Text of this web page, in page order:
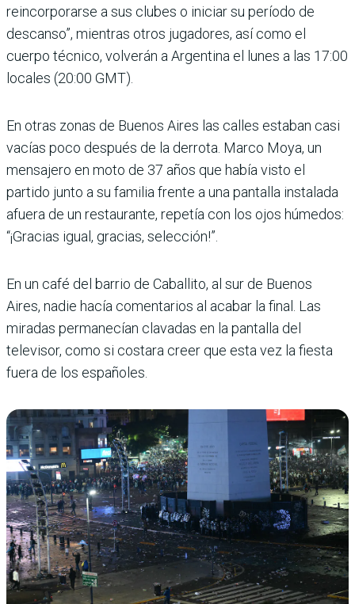
reincorporarse a sus clubes o iniciar su período de
descanso”, mientras otros jugadores, así como el
cuerpo técnico, volverán a Argentina el lunes a las 17:00
locales (20:00 GMT).
En otras zonas de Buenos Aires las calles estaban casi
vacías poco después de la derrota. Marco Moya, un
mensajero en moto de 37 años que había visto el
partido junto a su familia frente a una pantalla instalada
afuera de un restaurante, repetía con los ojos húmedos:
“¡Gracias igual, gracias, selección!”.
En un café del barrio de Caballito, al sur de Buenos
Aires, nadie hacía comentarios al acabar la final. Las
miradas permanecían clavadas en la pantalla del
televisor, como si costara creer que esta vez la fiesta
fuera de los españoles.